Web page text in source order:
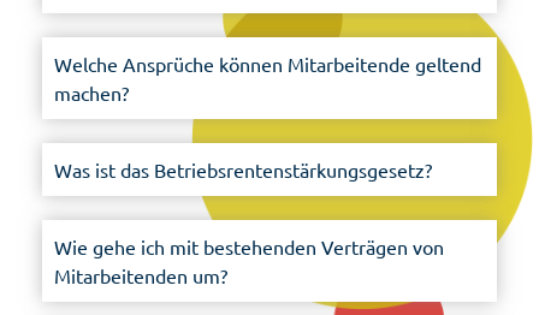
Welche Ansprüche können Mitarbeitende geltend
machen?
Was ist das Betriebsrentenstärkungsgesetz?
Wie gehe ich mit bestehenden Verträgen von
Mitarbeitenden um?